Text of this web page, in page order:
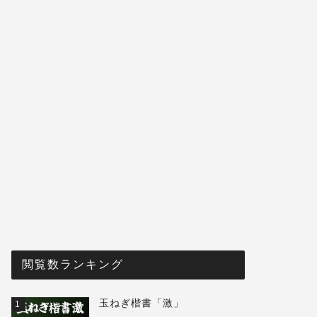
閲覧数ランキング
1 玉ねぎ楷書「激」